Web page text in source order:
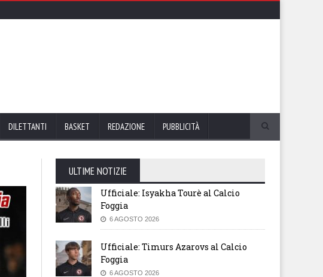
DILETTANTI BASKET REDAZIONE PUBBLICITÀ
ULTIME NOTIZIE
Ufficiale: Isyakha Tourè al Calcio
Foggia
6 AGOSTO 2026
Ufficiale: Timurs Azarovs al Calcio
Foggia
6 AGOSTO 2026